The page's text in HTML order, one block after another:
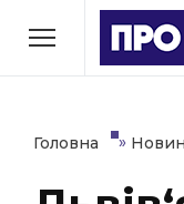
РУБРИКИ
Економіка
Політика
Головна »